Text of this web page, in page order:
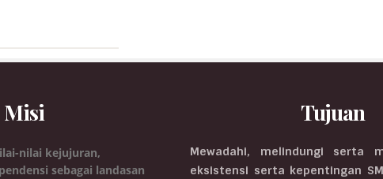
Misi
nilai kejujuran,
sebagai landasan
Tujuan
Mewadahi, melindungi serta
eksistensi serta kepentingan